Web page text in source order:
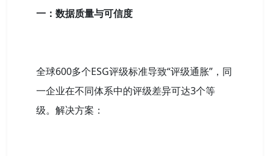
一：数据质量与可信度
全球600多个ESG评级标准导致“评级通胀”，同
一企业在不同体系中的评级差异可达3个等
级。解决方案：